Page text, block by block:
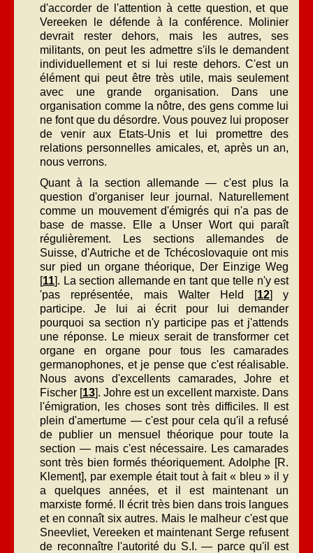
d'accorder de l'attention à cette question, et que
Vereeken le défende à la conférence. Molinier
devrait rester dehors, mais les autres, ses
militants, on peut les admettre s'ils le demandent
individuellement et si lui reste dehors. C'est un
élément qui peut être très utile, mais seulement
avec une grande organisation. Dans une
organisation comme la nôtre, des gens comme lui
ne font que du désordre. Vous pouvez lui proposer
de venir aux Etats-Unis et lui promettre des
relations personnelles amicales, et, après un an,
nous verrons.
Quant à la section allemande — c'est plus la
question d'organiser leur journal. Naturellement
comme un mouvement d'émigrés qui n'a pas de
base de masse. Elle a Unser Wort qui paraît
régulièrement. Les sections allemandes de
Suisse, d'Autriche et de Tchécoslovaquie ont mis
sur pied un organe théorique, Der Einzige Weg
[11]. La section allemande en tant que telle n'y est
'pas représentée, mais Walter Held [12] y
participe. Je lui ai écrit pour lui demander
pourquoi sa section n'y participe pas et j'attends
une réponse. Le mieux serait de transformer cet
organe en organe pour tous les camarades
germanophones, et je pense que c'est réalisable.
Nous avons d'excellents camarades, Johre et
Fischer [13]. Johre est un excellent marxiste. Dans
l'émigration, les choses sont très difficiles. Il est
plein d'amertume — c'est pour cela qu'il a refusé
de publier un mensuel théorique pour toute la
section — mais c'est nécessaire. Les camarades
sont très bien formés théoriquement. Adolphe [R.
Klement], par exemple était tout à fait « bleu » il y
a quelques années, et il est maintenant un
marxiste formé. Il écrit très bien dans trois langues
et en connaît six autres. Mais le malheur c'est que
Sneevliet, Vereeken et maintenant Serge refusent
de reconnaître l'autorité du S.I. — parce qu'il est